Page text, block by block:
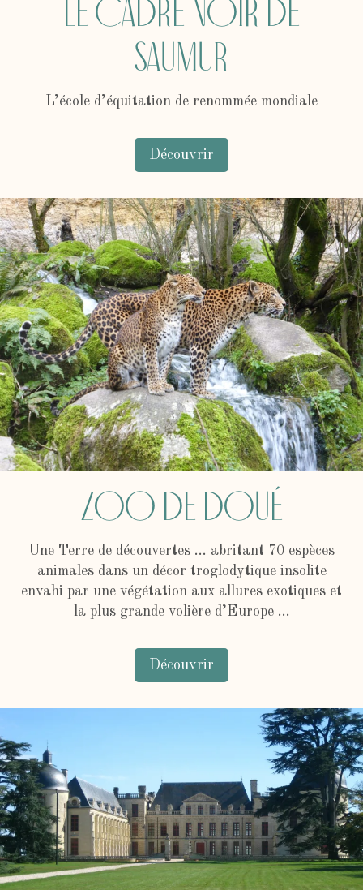
Le Cadre Noir de
Saumur
L’école d’équitation de renommée mondiale
Découvrir
Zoo de Doué
Une Terre de découvertes … abritant 70 espèces
animales dans un décor troglodytique insolite
envahi par une végétation aux allures exotiques et
la plus grande volière d’Europe …
Découvrir